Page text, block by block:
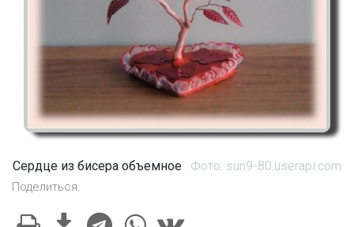
Сердце из бисера объемное Фото: sun9-80.userapi.com
Поделиться: